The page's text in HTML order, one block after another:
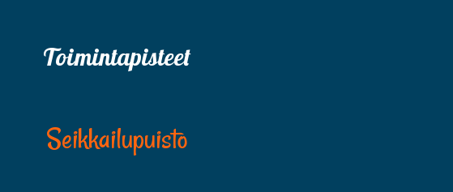
Toimintapisteet
Seikkailupuisto